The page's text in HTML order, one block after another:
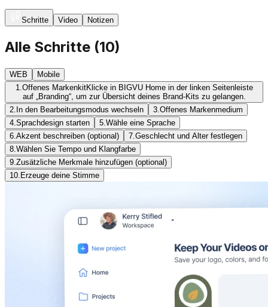
Schritte Video Notizen
Alle Schritte (10)
WEB
Mobile
1. Offenes MarkenkitKlicke in BIGVU Home in der linken Seitenleiste
auf „Branding“, um zur Übersicht deines Brand-Kits zu gelangen.
2. In den Bearbeitungsmodus wechseln 3. Offenes Markenmedium
4. Sprachdesign starten 5. Wähle eine Sprache
6. Akzent beschreiben (optional) 7. Geschlecht und Alter festlegen
8. Wählen Sie Tempo und Klangfarbe
9. Zusätzliche Merkmale hinzufügen (optional)
10. Erzeuge deine Stimme